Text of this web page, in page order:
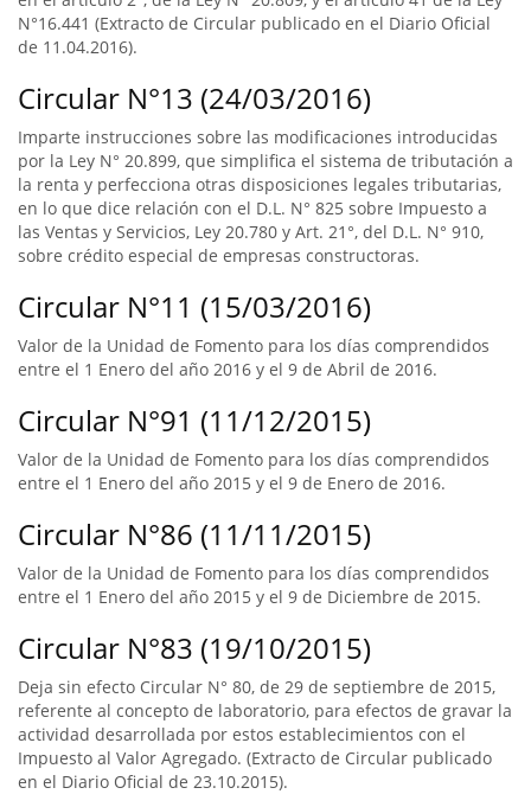
N°16.441 (Extracto de Circular publicado en el Diario Oficial
de 11.04.2016).
Circular N°13 (24/03/2016)
Imparte instrucciones sobre las modificaciones introducidas
por la Ley N° 20.899, que simplifica el sistema de tributación a
la renta y perfecciona otras disposiciones legales tributarias,
en lo que dice relación con el D.L. N° 825 sobre Impuesto a
las Ventas y Servicios, Ley 20.780 y Art. 21°, del D.L. N° 910,
sobre crédito especial de empresas constructoras.
Circular N°11 (15/03/2016)
Valor de la Unidad de Fomento para los días comprendidos
entre el 1 Enero del año 2016 y el 9 de Abril de 2016.
Circular N°91 (11/12/2015)
Valor de la Unidad de Fomento para los días comprendidos
entre el 1 Enero del año 2015 y el 9 de Enero de 2016.
Circular N°86 (11/11/2015)
Valor de la Unidad de Fomento para los días comprendidos
entre el 1 Enero del año 2015 y el 9 de Diciembre de 2015.
Circular N°83 (19/10/2015)
Deja sin efecto Circular N° 80, de 29 de septiembre de 2015,
referente al concepto de laboratorio, para efectos de gravar la
actividad desarrollada por estos establecimientos con el
Impuesto al Valor Agregado. (Extracto de Circular publicado
en el Diario Oficial de 23.10.2015).